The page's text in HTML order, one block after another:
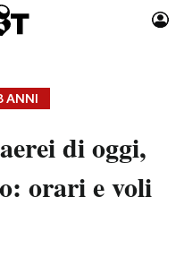
Moda
Consumismi
ANNI
di oggi,
orari e voli